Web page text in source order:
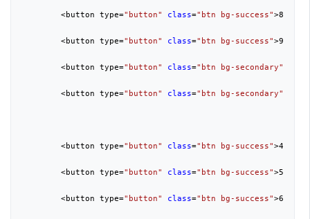
        <button type=
"button" class="btn bg-success">8
        <button type=
"button" class="btn bg-success">9
        <button type=
"button" class="btn bg-secondary"
        <button type=
"button" class="btn bg-secondary"
        <button type=
"button" class="btn bg-success">4
        <button type=
"button" class="btn bg-success">5
        <button type=
"button" class="btn bg-success">6